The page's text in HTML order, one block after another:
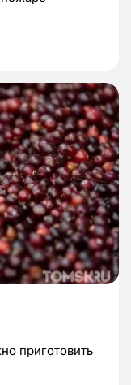
приготовить